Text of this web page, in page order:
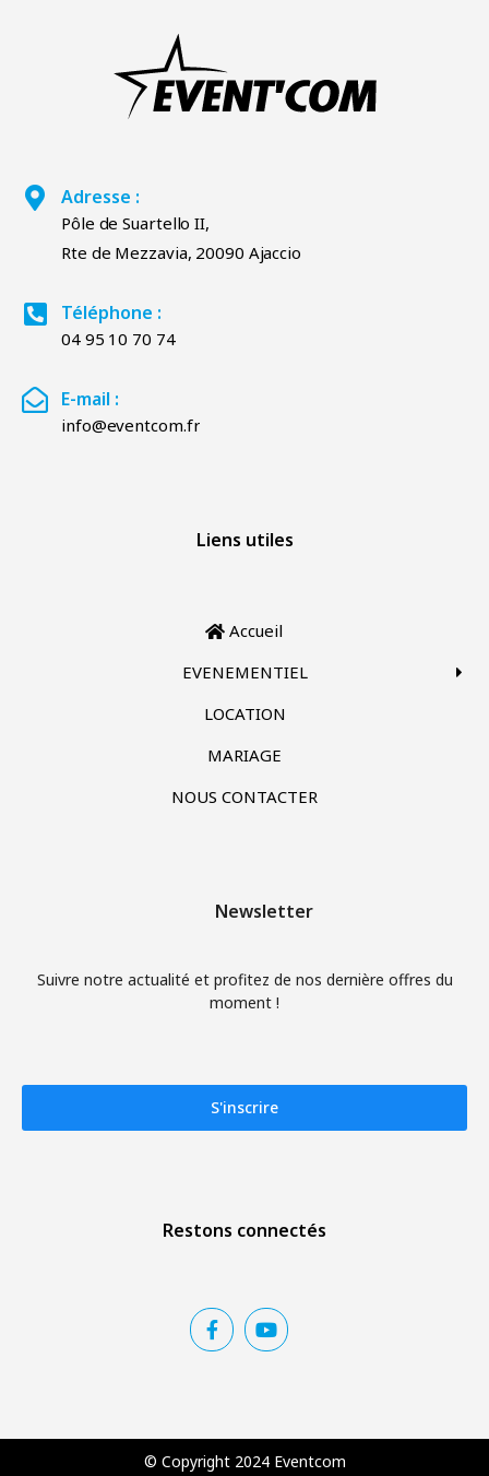
Adresse :
Pôle de Suartello II,
Rte de Mezzavia, 20090 Ajaccio
Téléphone :
04 95 10 70 74
E-mail :
info@eventcom.fr
Liens utiles
Accueil
EVENEMENTIEL
LOCATION
MARIAGE
NOUS CONTACTER
Newsletter
Suivre notre actualité et profitez de nos dernière offres du
moment !
S'inscrire
Restons connectés
© Copyright 2024 Eventcom